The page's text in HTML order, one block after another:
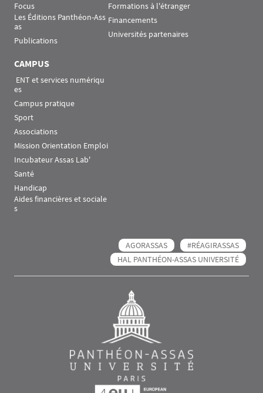
Focus
Les Éditions Panthéon-Ass
as
Publications
Formations à l'étranger
Financements
Universités partenaires
CAMPUS
es
Campus pratique
Sport
Associations
Mission Orientation Emploi
Incubateur Assas Lab'
Santé
Handicap
Aides financières et sociale
s
AGORASSAS
#RÉAGIRASSAS
HAL PANTHÉON-ASSAS UNIVERSITÉ